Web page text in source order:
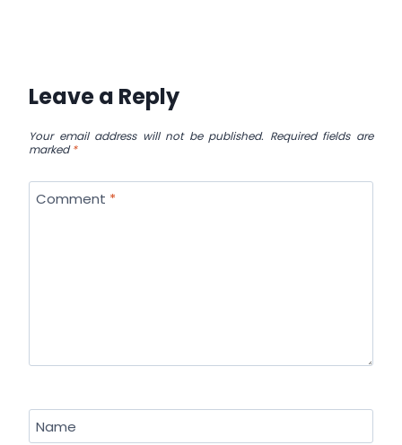
Leave a Reply
Your email address will not be published. Required fields are
marked*
Comment *
Name